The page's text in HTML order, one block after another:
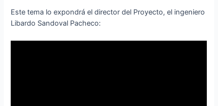
Este tema lo expondrá el director del Proyecto, el ingeniero
Libardo Sandoval Pacheco: